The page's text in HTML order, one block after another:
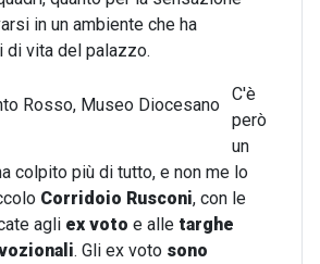
in un ambiente che ha
vita del palazzo.
C'è
però
un
colpito più di tutto, e non me lo
Corridoio Rusconi, con le
agli ex voto e alle targhe
. Gli ex voto sono